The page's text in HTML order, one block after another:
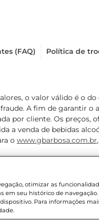
(FAQ) Política de
o valor válido é o
A fim de garantir
por cliente. Os preços,
a venda de bebidas
o www.gbarbosa.com.br
otimizar as
em seu histórico de navegação.
Para informações